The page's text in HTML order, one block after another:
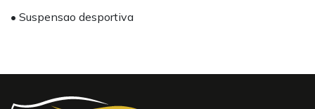
• Suspensao desportiva